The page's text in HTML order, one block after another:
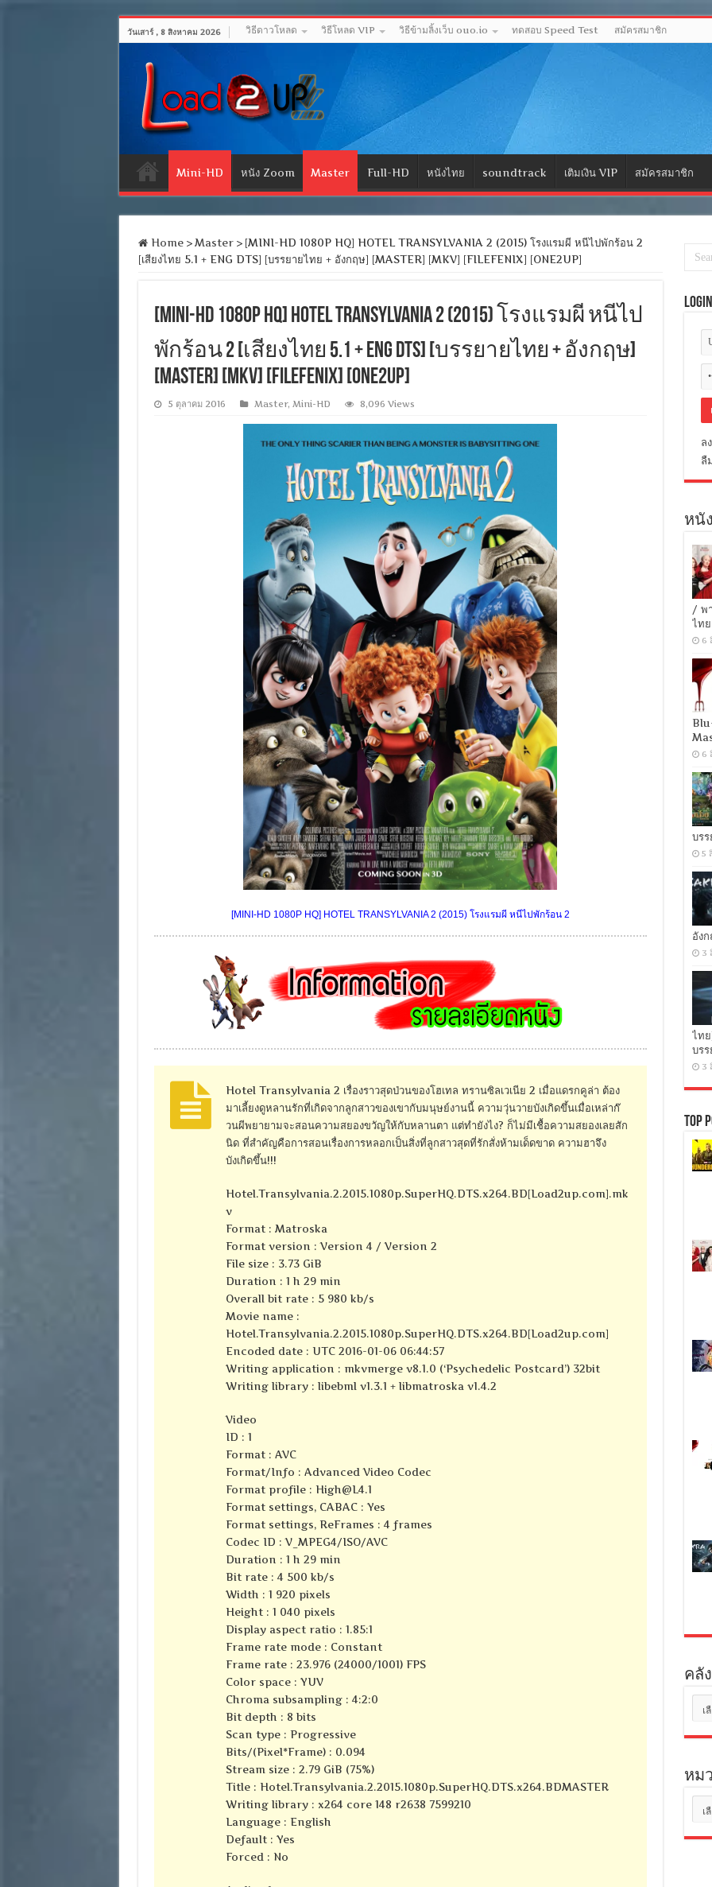
วันเสาร์ , 8 สิงหาคม 2026 วิธีดาวโหลด วิธีโหลด VIP วิธีข้ามลิ้งเว็บ ouo.io ทดสอบ Speed Test สมัครสมาชิก
Mini-HD หนัง Zoom Master Full-HD หนังไทย soundtrack เติมเงิน VIP สมัครสมาชิก
Home > Master > [MINI-HD 1080P HQ] HOTEL TRANSYLVANIA 2 (2015) โรงแรมผี หนีไปพักร้อน 2
[เสียงไทย 5.1 + ENG DTS] [บรรยายไทย + อังกฤษ] [MASTER] [MKV] [FILEFENIX] [ONE2UP]
[MINI-HD 1080P HQ] HOTEL TRANSYLVANIA 2 (2015) โรงแรมผี หนีไป
พักร้อน 2 [เสียงไทย 5.1 + ENG DTS] [บรรยายไทย + อังกฤษ]
[MASTER] [MKV] [FILEFENIX] [ONE2UP]
5 ตุลาคม 2016 Master, Mini-HD 8,096 Views
[MINI-HD 1080P HQ] HOTEL TRANSYLVANIA 2 (2015) โรงแรมผี หนีไปพักร้อน 2
Hotel Transylvania 2 เรื่องราวสุดป่วนของโฮเทล ทรานซิลเวเนีย 2 เมื่อแดรกคูล่า ต้อง
มาเลี้ยงดูหลานรักที่เกิดจากลูกสาวของเขากับมนุษย์งานนี้ ความวุ่นวายบังเกิดขึ้นเมื่อเหล่าก๊
วนผีพยายามจะสอนความสยองขวัญให้กับหลานตา แต่ทำยังไง? ก็ไม่มีเชื้อความสยองเลยสัก
นิด ที่สำคัญคือการสอนเรื่องการหลอกเป็นสิ่งที่ลูกสาวสุดที่รักสั่งห้ามเด็ดขาด ความฮาจึง
บังเกิดขึ้น!!!
Hotel.Transylvania.2.2015.1080p.SuperHQ.DTS.x264.BD[Load2up.com].mk
v
Format : Matroska
Format version : Version 4 / Version 2
File size : 3.73 GiB
Duration : 1 h 29 min
Overall bit rate : 5 980 kb/s
Movie name :
Hotel.Transylvania.2.2015.1080p.SuperHQ.DTS.x264.BD[Load2up.com]
Encoded date : UTC 2016-01-06 06:44:57
Writing application : mkvmerge v8.1.0 (‘Psychedelic Postcard’) 32bit
Writing library : libebml v1.3.1 + libmatroska v1.4.2
Video
ID : 1
Format : AVC
Format/Info : Advanced Video Codec
Format profile : High@L4.1
Format settings, CABAC : Yes
Format settings, ReFrames : 4 frames
Codec ID : V_MPEG4/ISO/AVC
Duration : 1 h 29 min
Bit rate : 4 500 kb/s
Width : 1 920 pixels
Height : 1 040 pixels
Display aspect ratio : 1.85:1
Frame rate mode : Constant
Frame rate : 23.976 (24000/1001) FPS
Color space : YUV
Chroma subsampling : 4:2:0
Bit depth : 8 bits
Scan type : Progressive
Bits/(Pixel*Frame) : 0.094
Stream size : 2.79 GiB (75%)
Title : Hotel.Transylvania.2.2015.1080p.SuperHQ.DTS.x264.BDMASTER
Writing library : x264 core 148 r2638 7599210
Language : English
Default : Yes
Forced : No
Login
ล
ลื
หนั
/ พ
ไท
6
6
บร
5
อัง
3
ไท
บร
3
Top
คลั
เก็บ
หม
หมู่